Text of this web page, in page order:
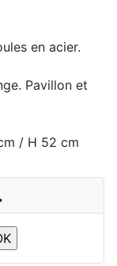
en acier.
Pavillon et
/ H 52 cm